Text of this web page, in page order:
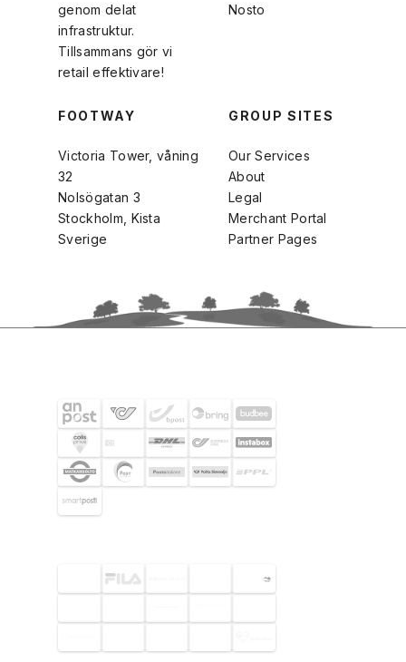
genom delat
infrastruktur.
Tillsammans gör vi
retail effektivare!
Nosto
FOOTWAY
Victoria Tower, våning
32
Nolsögatan 3
Stockholm, Kista
Sverige
GROUP SITES
Our Services
About
Legal
Merchant Portal
Partner Pages